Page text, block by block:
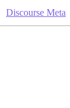
Discourse Meta